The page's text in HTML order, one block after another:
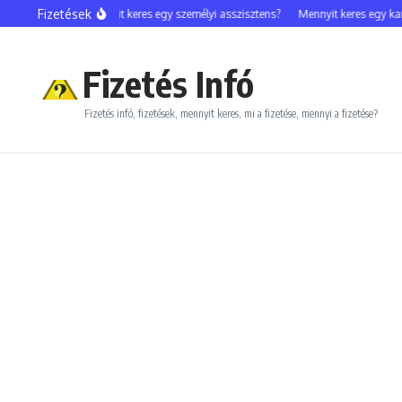
Ugrás a tartalomhoz
FizetésekMennyit keres egy személyi asszisztens? Mennyit keres egy
Fizetés Infó
Fizetés infó, fizetések, mennyit keres, mi a fizetése, mennyi a fizetése?